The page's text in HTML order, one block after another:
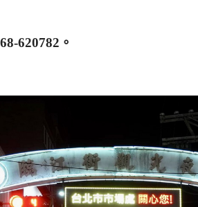
620782 。